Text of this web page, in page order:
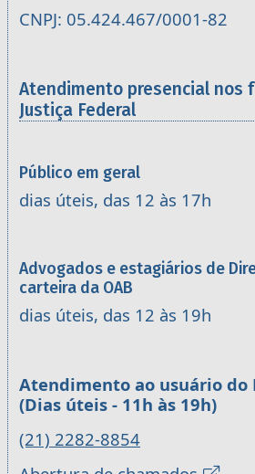
CNPJ: 05.424.467/0001-82
Atendimento presencial nos
Justiça Federal
Público em geral
dias úteis, das 12 às 17h
Advogados e estagiários de
carteira da OAB
dias úteis, das 12 às 19h
Atendimento ao usuário do
(Dias úteis - 11h às 19h)
(21) 2282-8854